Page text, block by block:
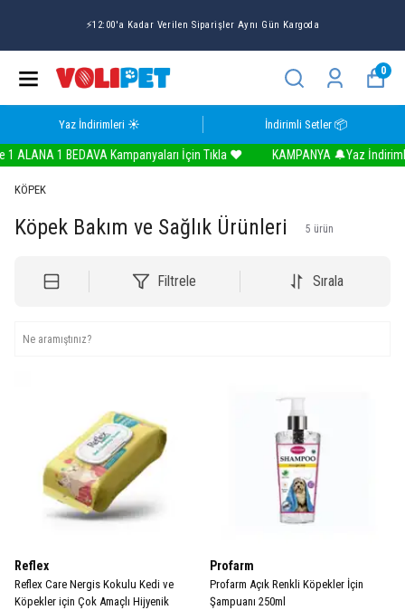
⚡12:00'a Kadar Verilen Siparişler Aynı Gün Kargoda
0
Yaz İndirimleri ☀️ İndirimli Setler 📦
1 BEDAVA Kampanyaları İçin Tıkla ❤️ KAMPANYA 🔔Yaz
KÖPEK
Köpek Bakım ve Sağlık Ürünleri 5 ürün
Filtrele Sırala
Reflex
Reflex Care Nergis Kokulu Kedi ve
Köpekler için Çok Amaçlı Hijyenik
Profarm
Profarm Açık Renkli Köpekler İçin
Şampuanı 250ml